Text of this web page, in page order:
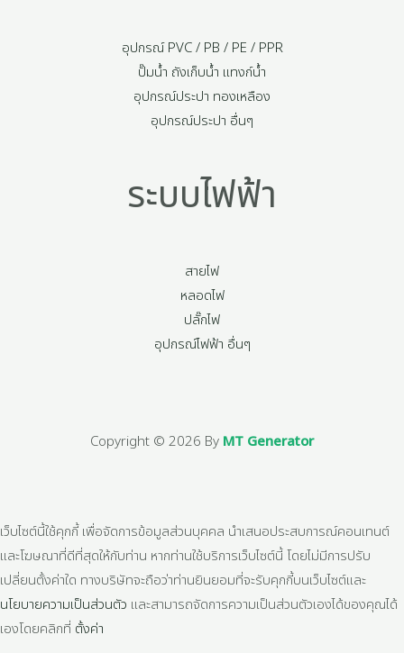
อุปกรณ์ PVC / PB / PE / PPR
ปั๊มน้ำ ถังเก็บน้ำ แทงก์น้ำ
อุปกรณ์ประปา ทองเหลือง
อุปกรณ์ประปา อื่นๆ
ระบบไฟฟ้า
สายไฟ
หลอดไฟ
ปลั๊กไฟ
อุปกรณ์ไฟฟ้า อื่นๆ
Copyright © 2026 By MT Generator
เว็บไซต์นี้ใช้คุกกี้ เพื่อจัดการข้อมูลส่วนบุคคล นำเสนอประสบการณ์คอนเทนต์
และโฆษณาที่ดีที่สุดให้กับท่าน หากท่านใช้บริการเว็บไซต์นี้ โดยไม่มีการปรับ
เปลี่ยนตั้งค่าใด ทางบริษัทจะถือว่าท่านยินยอมที่จะรับคุกกี้บนเว็บไซต์และ
นโยบายความเป็นส่วนตัว และสามารถจัดการความเป็นส่วนตัวเองได้ของคุณได้
เองโดยคลิกที่ ตั้งค่า